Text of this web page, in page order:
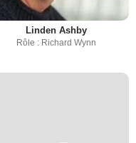
Linden Ashby
Rôle : Richard Wynn